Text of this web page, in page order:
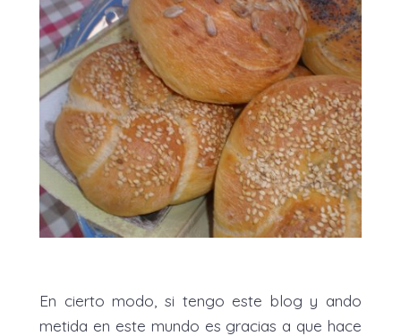
En cierto modo, si tengo este blog y ando
metida en este mundo es gracias a que hace